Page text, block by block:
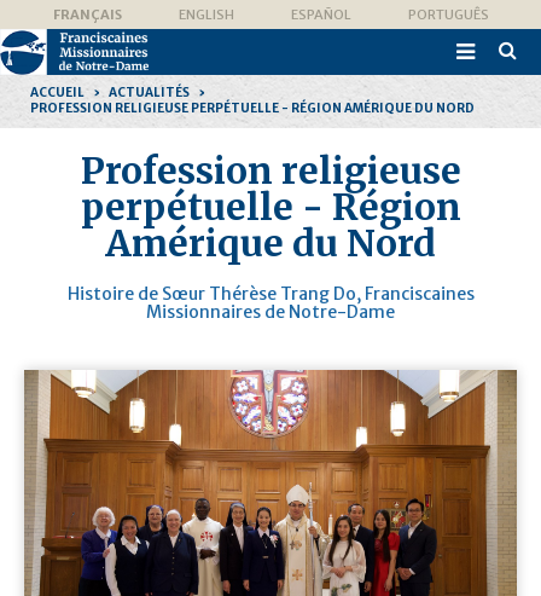
contenu.
|
Aller
navigation
personnelsFRANÇAIS ENGLISH ESPAÑOL PORTUGUÊS

ACCUEIL › ACTUALITÉS
›
PROFESSION RELIGIEUSE PERPÉTUELLE - RÉGION AMÉRIQUE DU NORD
Profession religieuse
perpétuelle - Région
Amérique du Nord
Histoire de Sœur Thérèse Trang Do, Franciscaines
Missionnaires de Notre-Dame